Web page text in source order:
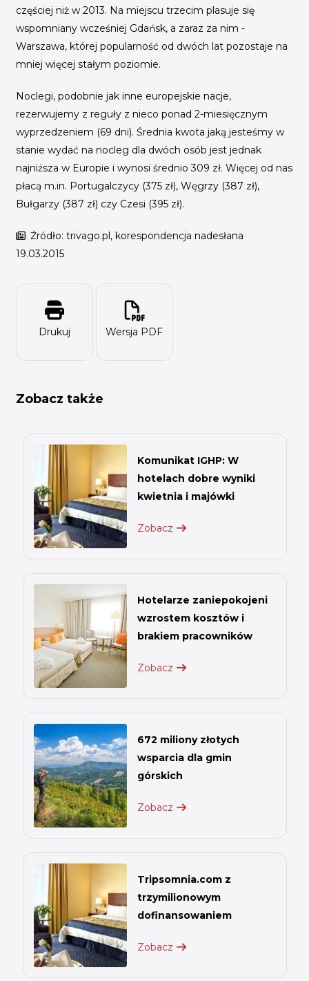
częściej niż w 2013. Na miejscu trzecim plasuje się
wspomniany wcześniej Gdańsk, a zaraz za nim -
Warszawa, której popularność od dwóch lat pozostaje na
mniej więcej stałym poziomie.
Noclegi, podobnie jak inne europejskie nacje,
rezerwujemy z reguły z nieco ponad 2-miesięcznym
wyprzedzeniem (69 dni). Średnia kwota jaką jesteśmy w
stanie wydać na nocleg dla dwóch osób jest jednak
najniższa w Europie i wynosi średnio 309 zł. Więcej od nas
płacą m.in. Portugalczycy (375 zł), Węgrzy (387 zł),
Bułgarzy (387 zł) czy Czesi (395 zł).
Źródło: trivago.pl, korespondencja nadesłana
19.03.2015
Drukuj Wersja PDF
Zobacz także
Komunikat IGHP: W
hotelach dobre wyniki
kwietnia i majówki
Zobacz
Hotelarze zaniepokojeni
wzrostem kosztów i
brakiem pracowników
Zobacz
672 miliony złotych
wsparcia dla gmin
górskich
Zobacz
Tripsomnia.com z
trzymilionowym
dofinansowaniem
Zobacz